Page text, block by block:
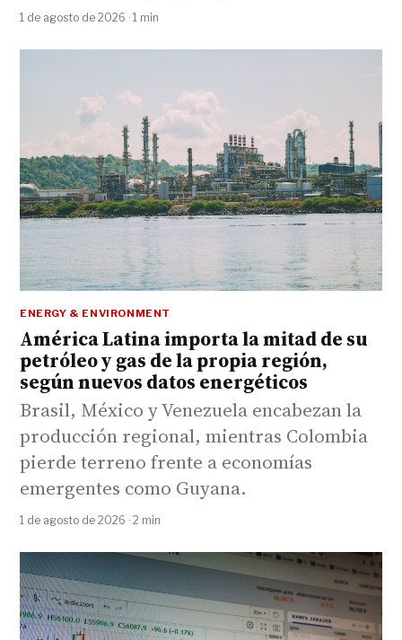
1 de agosto de 2026 · 1 min
ENERGY & ENVIRONMENT
América Latina importa la mitad de su
petróleo y gas de la propia región,
según nuevos datos energéticos
Brasil, México y Venezuela encabezan la
producción regional, mientras Colombia
pierde terreno frente a economías
emergentes como Guyana.
1 de agosto de 2026 · 2 min